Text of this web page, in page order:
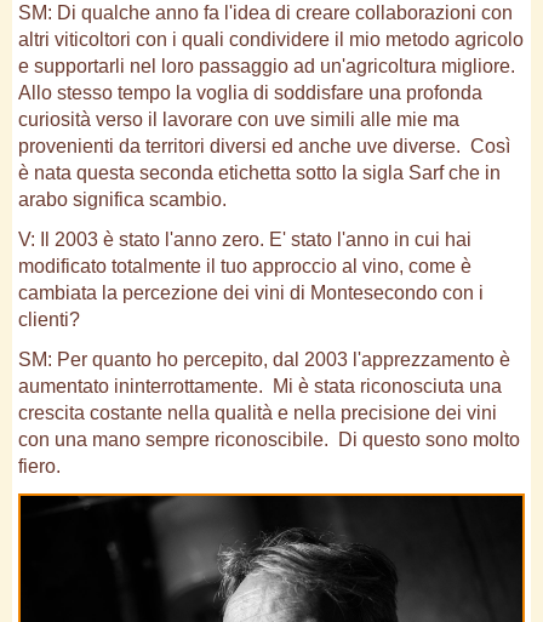
SM: Di qualche anno fa l'idea di creare collaborazioni con
altri viticoltori con i quali condividere il mio metodo agricolo
e supportarli nel loro passaggio ad un'agricoltura migliore.
Allo stesso tempo la voglia di soddisfare una profonda
curiosità verso il lavorare con uve simili alle mie ma
provenienti da territori diversi ed anche uve diverse. Così
è nata questa seconda etichetta sotto la sigla Sarf che in
arabo significa scambio.
V: Il 2003 è stato l'anno zero. E' stato l'anno in cui hai
modificato totalmente il tuo approccio al vino, come è
cambiata la percezione dei vini di Montesecondo con i
clienti?
SM: Per quanto ho percepito, dal 2003 l'apprezzamento è
aumentato ininterrottamente. Mi è stata riconosciuta una
crescita costante nella qualità e nella precisione dei vini
con una mano sempre riconoscibile. Di questo sono molto
fiero.